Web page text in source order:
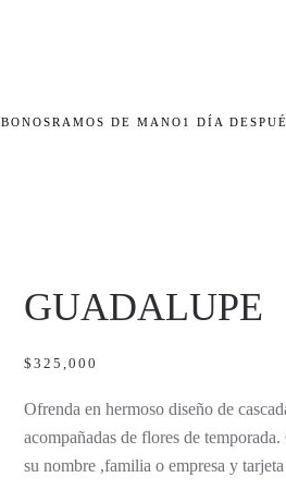
BONOSRAMOS DE MANO 1 DÍA
GUADALUPE
$ 325,000
Ofrenda en hermoso diseño de
acompañadas de flores de
su nombre ,familia o empresa y